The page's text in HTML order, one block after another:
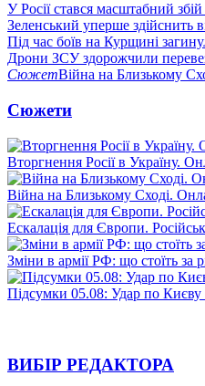
У Росії стався масштабний збій
Зеленський уперше здійснить
Під час боїв на Курщині
Дрони ЗСУ здорожчили
СюжетВійна на Близькому
Сюжети
Вторгнення Росії в Україну.
Війна на Близькому Сході.
Ескалація для Європи.
Зміни в армії РФ: що стоїть за
Підсумки 05.08: Удар по Києву
ВИБІР РЕДАКТОРА